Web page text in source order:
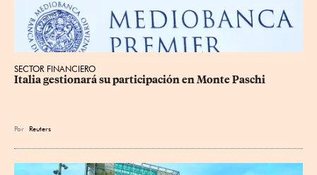
SECTOR FINANCIERO
Italia gestionará su participación en Monte Paschi
Por Reuters